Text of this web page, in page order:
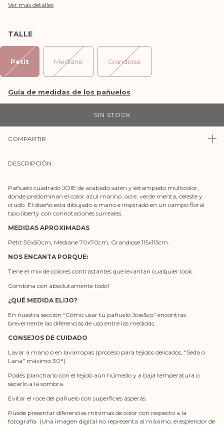
Ver más detalles
TALLE
Petit Mediane Grandiose
COMPARTIR
DESCRIPCIÓN
Pañuelo cuadrado JOIE de acabado satén y estampado multicolor,
donde predominan el color azul marino, ocre, verde menta, celeste y
crudo. El diseño está dibujado a mano e inspirado en un campo floral
tipo liberty con connotaciones surreales.
MEDIDAS APROXIMADAS
Petit 50x50cm, Mediane 70x70cm, Grandiose 115x115cm.
NOS ENCANTA PORQUE:
Tiene el mix de colores contrastantes que levantan cualquier look.
Combina con absolutamente todo!
¿QUÉ MEDIDA ELIJO?
En nuestra sección “Cómo usar tu pañuelo Joie&co” encontrás
brevemente las diferencias de uso entre las medidas.
CONSEJOS DE CUIDADO
Lavar a mano o en lavarropas (proceso para tejidos delicados, "Seda o
Lana" máximo 30°).
Podés plancharlo con el tejido aún húmedo y a baja temperatura o
secarlo a la sombra.
Evitar el roce del pañuelo con superficies ásperas.
Puede presentar diferencias mínimas de color con respecto a la
fotografía. (Una imagen digital no representa al máximo, el esplendor de